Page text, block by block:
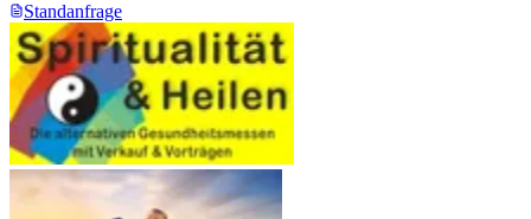
Standanfrage